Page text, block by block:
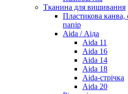
Тканина для вишивання
Пластикова канва,
папір
Aida / Аіда
Aida 11
Aida 16
Aida 14
Aida 18
Aida-стрічка
Aida 20